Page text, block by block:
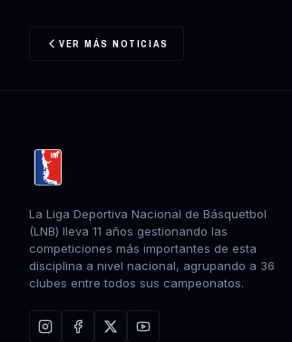
VER MÁS NOTICIAS
La Liga Deportiva Nacional de Básquetbol
(LNB) lleva 11 años gestionando las
competiciones más importantes de esta
disciplina a nivel nacional, agrupando a 36
clubes entre todos sus campeonatos.